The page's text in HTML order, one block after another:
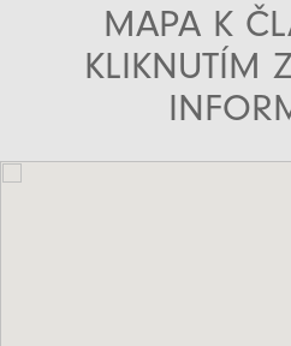
MAPA K
KLIKNUTÍM